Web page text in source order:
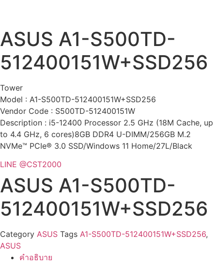
ASUS A1-S500TD-
512400151W+SSD256
Tower
Model : A1-S500TD-512400151W+SSD256
Vendor Code : S500TD-512400151W
Description : i5-12400 Processor 2.5 GHz (18M Cache, up
to 4.4 GHz, 6 cores)8GB DDR4 U-DIMM/256GB M.2
NVMe™ PCIe® 3.0 SSD/Windows 11 Home/27L/Black
LINE @CST2000
ASUS A1-S500TD-
512400151W+SSD256
Category ASUS Tags A1-S500TD-512400151W+SSD256,
ASUS
คำอธิบาย